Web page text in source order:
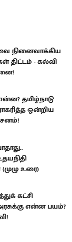
நினைவாக்கிய
திட்டம் - கல்வி
தமிழ்நாடு
ஒன்றிய
உரை)
கட்சி
என்ன பயம்?